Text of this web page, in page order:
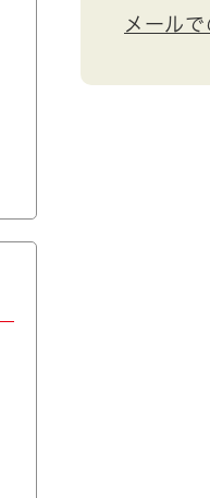
メール